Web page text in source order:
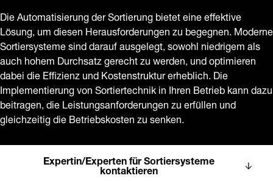
Die Automatisierung der Sortierung bietet eine effektive
Lösung, um diesen Herausforderungen zu begegnen. Moderne
Sortiersysteme sind darauf ausgelegt, sowohl niedrigem als
auch hohem Durchsatz gerecht zu werden, und optimieren
dabei die Effizienz und Kostenstruktur erheblich. Die
Implementierung von Sortiertechnik in Ihren Betrieb kann dazu
beitragen, die Leistungsanforderungen zu erfüllen und
gleichzeitig die Betriebskosten zu senken.
Expertin/Experten für Sortiersysteme
kontaktieren